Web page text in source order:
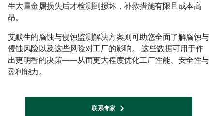
生大量金属损失后才检测到损坏，补救措施有限且成本高
昂。
艾默生的腐蚀与侵蚀监测解决方案则可助您全面了解腐蚀与
侵蚀风险以及这些风险对工厂的影响。 这些数据可用于作
出更明智的决策——从而更大程度优化工厂性能、安全性与
盈利能力。
联系专家